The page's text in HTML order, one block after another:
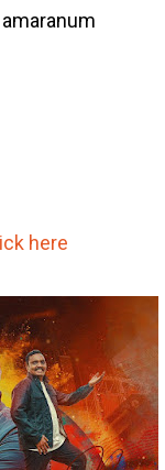
here